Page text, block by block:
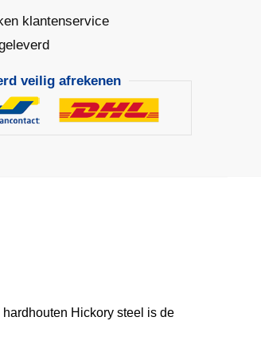
klantenservice
veilig afrekenen
Hickory steel is de